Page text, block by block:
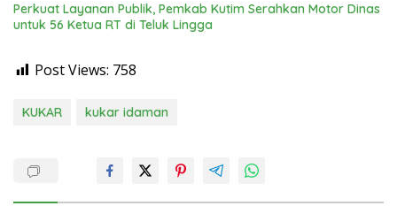
Perkuat Layanan Publik, Pemkab Kutim Serahkan Motor Dinas
untuk 56 Ketua RT di Teluk Lingga
Post Views: 758
KUKAR kukar idaman